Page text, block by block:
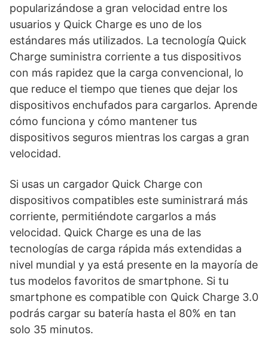
popularizándose a gran velocidad entre los
usuarios y Quick Charge es uno de los
estándares más utilizados. La tecnología Quick
Charge suministra corriente a tus dispositivos
con más rapidez que la carga convencional, lo
que reduce el tiempo que tienes que dejar los
dispositivos enchufados para cargarlos. Aprende
cómo funciona y cómo mantener tus
dispositivos seguros mientras los cargas a gran
velocidad.
Si usas un cargador Quick Charge con
dispositivos compatibles este suministrará más
corriente, permitiéndote cargarlos a más
velocidad. Quick Charge es una de las
tecnologías de carga rápida más extendidas a
nivel mundial y ya está presente en la mayoría de
tus modelos favoritos de smartphone. Si tu
smartphone es compatible con Quick Charge 3.0
podrás cargar su batería hasta el 80% en tan
solo 35 minutos.